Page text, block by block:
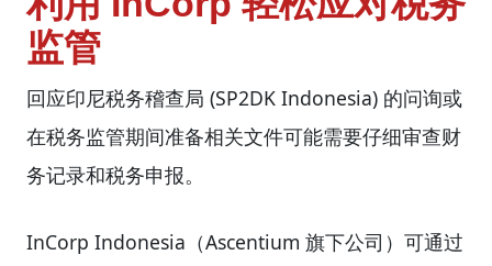
监管
回应印尼税务稽查局 (SP2DK Indonesia) 的问询或
在税务监管期间准备相关文件可能需要仔细审查财
务记录和税务申报。
InCorp Indonesia（Ascentium 旗下公司）可通过